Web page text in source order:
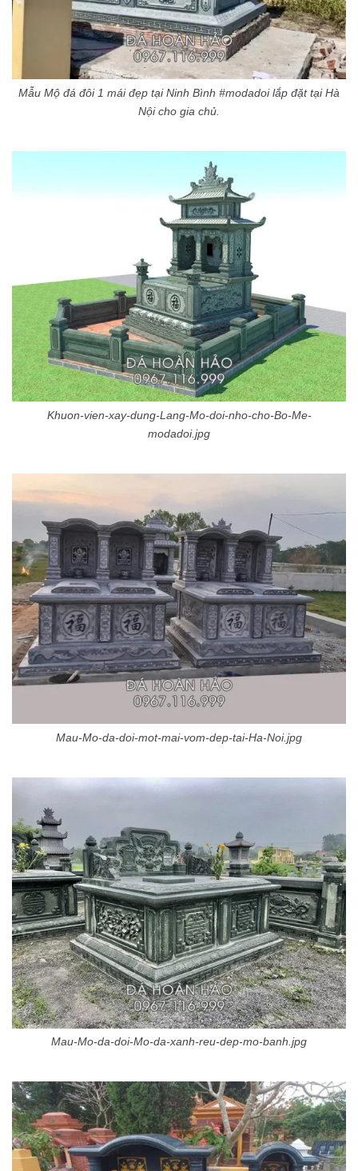
Mẫu Mộ đá đôi 1 mái đẹp tại Ninh Bình #modadoi lắp đặt tại Hà
Nội cho gia chủ.
Khuon-vien-xay-dung-Lang-Mo-doi-nho-cho-Bo-Me-
modadoi.jpg
Mau-Mo-da-doi-mot-mai-vom-dep-tai-Ha-Noi.jpg
Mau-Mo-da-doi-Mo-da-xanh-reu-dep-mo-banh.jpg